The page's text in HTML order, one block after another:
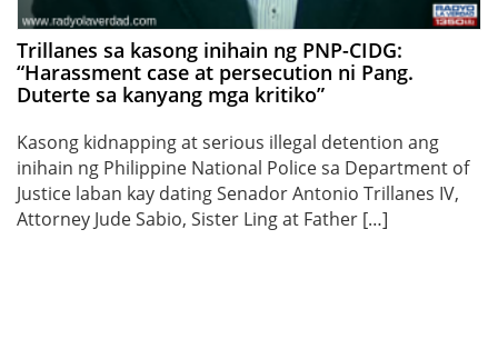
Trillanes sa kasong inihain ng PNP-CIDG:
“Harassment case at persecution ni Pang.
Duterte sa kanyang mga kritiko”
Kasong kidnapping at serious illegal detention ang
inihain ng Philippine National Police sa Department of
Justice laban kay dating Senador Antonio Trillanes IV,
Attorney Jude Sabio, Sister Ling at Father […]